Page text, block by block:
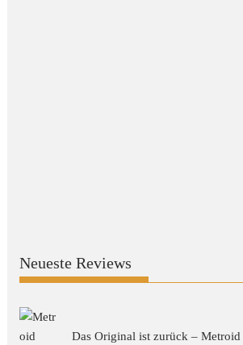
Neueste Reviews
Das Original ist zurück – Metroid